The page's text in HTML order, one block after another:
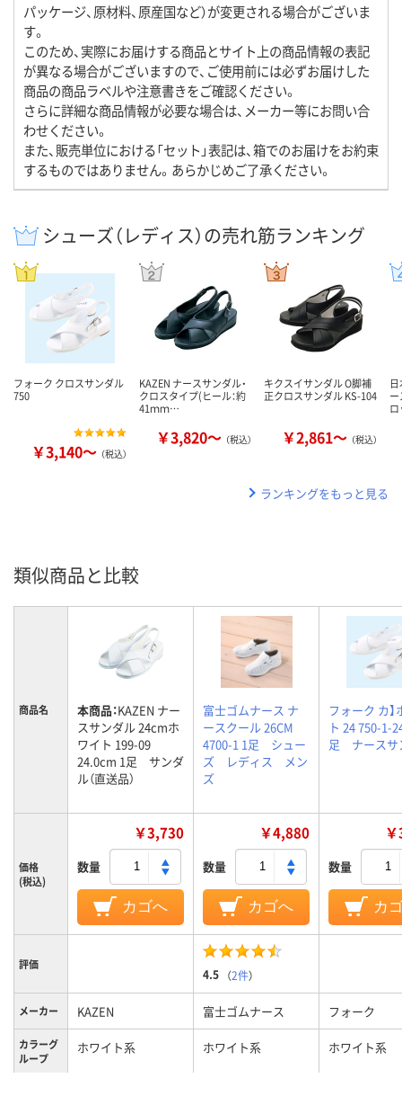
パッケージ、原材料、原産国など）が変更される場合がございま
す。
このため、実際にお届けする商品とサイト上の商品情報の表記
が異なる場合がございますので、ご使用前には必ずお届けした
商品の商品ラベルや注意書きをご確認ください。
さらに詳細な商品情報が必要な場合は、メーカー等にお問い合
わせください。
また、販売単位における「セット」表記は、箱でのお届けをお約束
するものではありません。あらかじめご了承ください。
シューズ（レディス）の売れ筋ランキング
フォーク クロスサンダル
750
￥3,140～ （税込）
KAZEN ナースサンダル・
クロスタイプ(ヒール：約
41ｍｍ…
￥3,820～ （税込）
キクスイサンダル O脚補
正クロスサンダル KS-104
￥2,861～ （税込）
ランキングをもっと見る
類似商品と比較
商品名 本商品：KAZEN ナー
スサンダル 24cmホ
ワイト 199-09
24.0cm 1足 サンダ
ル（直送品）
富士ゴムナース ナ
ースクール 26CM
4700-1 1足 シュー
ズ レディス メン
ズ
フォーク カ】
ト 24 750-1-
足 ナースサ
価格
(税込)
￥3,730
数量
カゴへ
￥4,880
数量
カゴへ
数量
カ
評価
4.5 （2件）
メーカー KAZEN 富士ゴムナース フォーク
カラーグ
ループ
ホワイト系 ホワイト系 ホワイト系